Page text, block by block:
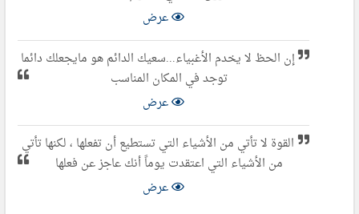
عرض
إن الحظ لا يخدم الأغبياء...سعيك الدائم هو مايجعلك دائما
توجد في المكان المناسب
عرض
القوة لا تأتي من الأشياء التي تستطيع أن تفعلها ، لكنها تأتي
من الأشياء التي اعتقدت يوماً أنك عاجز عن فعلها
عرض